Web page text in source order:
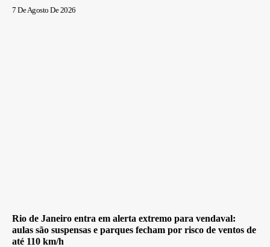
7 De Agosto De 2026
Rio de Janeiro entra em alerta extremo para vendaval:
aulas são suspensas e parques fecham por risco de ventos de
até 110 km/h